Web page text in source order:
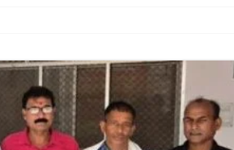
आर.पी. ग